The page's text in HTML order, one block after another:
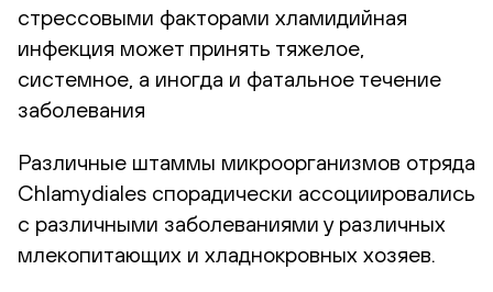
стрессовыми факторами хламидийная
инфекция может принять тяжелое,
системное, а иногда и фатальное течение
заболевания
Различные штаммы микроорганизмов отряда
Chlamydiales спорадически ассоциировались
с различными заболеваниями у различных
млекопитающих и хладнокровных хозяев.